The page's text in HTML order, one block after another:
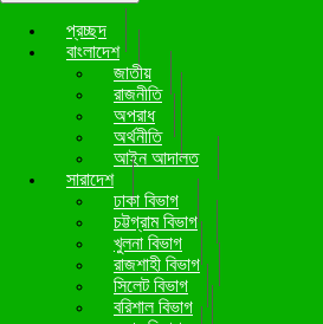
প্রচ্ছদ
বাংলাদেশ
জাতীয়
রাজনীতি
অপরাধ
অর্থনীতি
আইন আদালত
সারাদেশ
ঢাকা বিভাগ
চট্টগ্রাম বিভাগ
খুলনা বিভাগ
রাজশাহী বিভাগ
সিলেট বিভাগ
বরিশাল বিভাগ